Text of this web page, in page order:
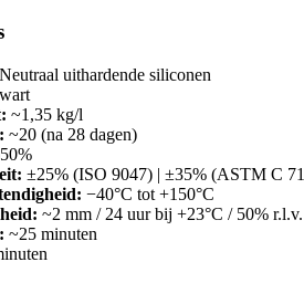
Neutraal uithardende siliconen
~1,35 kg/l
~20 (na 28 dagen)
±25% (ISO 9047) | ±35% (ASTM C
−40°C tot +150°C
~2 mm / 24 uur bij +23°C / 50% r.l.v.
~25 minuten